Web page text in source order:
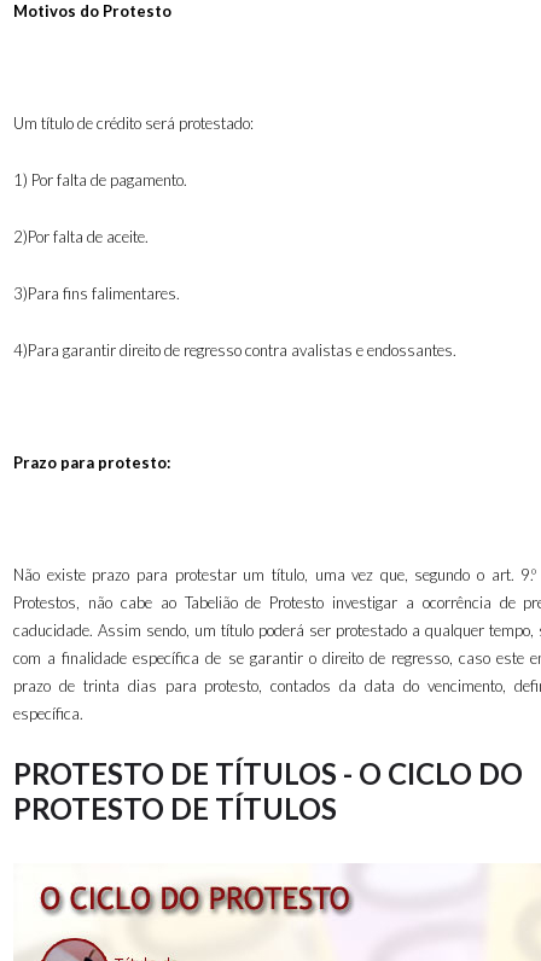
Motivos do Protesto
Um título de crédito será protestado:
1) Por falta de pagamento.
2)Por falta de aceite.
3)Para fins falimentares.
4)Para garantir direito de regresso contra avalistas e endossantes.
Prazo para protesto:
Não existe prazo para protestar um título, uma vez que, segundo o art.
Protestos, não cabe ao Tabelião de Protesto investigar a ocorrência de
caducidade. Assim sendo, um título poderá ser protestado a qualquer tempo,
com a finalidade específica de se garantir o direito de regresso, caso este
prazo de trinta dias para protesto, contados da data do vencimento,
específica.
PROTESTO DE TÍTULOS - O CICLO DO
PROTESTO DE TÍTULOS